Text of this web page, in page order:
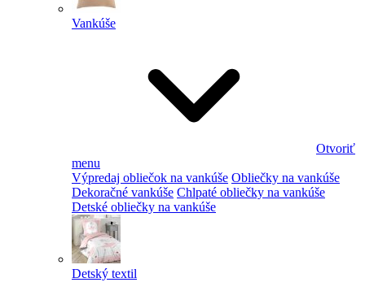
Vankúše
Otvoriť
menu
Výpredaj obliečok na vankúše Obliečky na vankúše
Dekoračné vankúše Chlpaté obliečky na vankúše
Detské obliečky na vankúše
Detský textil